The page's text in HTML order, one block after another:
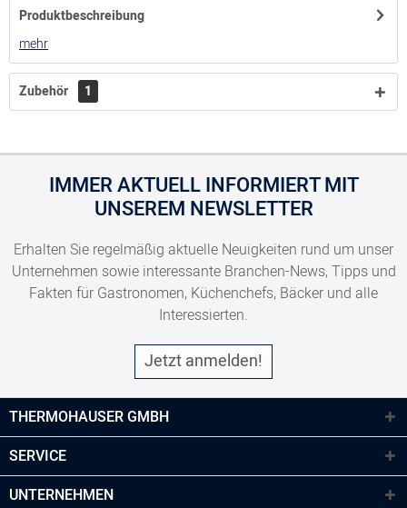
Produktbeschreibung
mehr
Zubehör 1
IMMER AKTUELL INFORMIERT MIT
UNSEREM NEWSLETTER
Erhalten Sie regelmäßig aktuelle Neuigkeiten rund um unser
Unternehmen sowie interessante Branchen-News, Tipps und
Fakten für Gastronomen, Küchenchefs, Bäcker und alle
Interessierten.
Jetzt anmelden!
THERMOHAUSER GMBH
SERVICE
UNTERNEHMEN